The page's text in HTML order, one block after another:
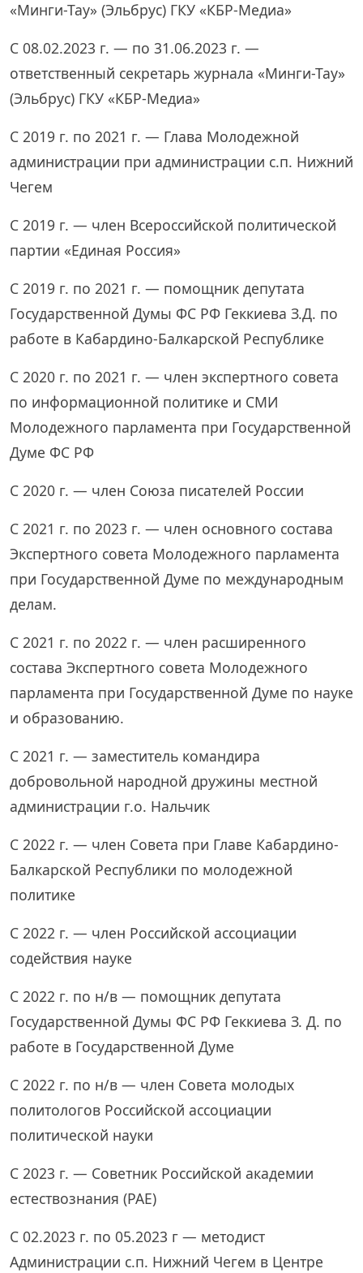
«Минги-Тау» (Эльбрус) ГКУ «КБР-Медиа»
С 08.02.2023 г. — по 31.06.2023 г. —
ответственный секретарь журнала «Минги-Тау»
(Эльбрус) ГКУ «КБР-Медиа»
С 2019 г. по 2021 г. — Глава Молодежной
администрации при администрации с.п. Нижний
Чегем
С 2019 г. — член Всероссийской политической
партии «Единая Россия»
С 2019 г. по 2021 г. — помощник депутата
Государственной Думы ФС РФ Геккиева З.Д. по
работе в Кабардино-Балкарской Республике
С 2020 г. по 2021 г. — член экспертного совета
по информационной политике и СМИ
Молодежного парламента при Государственной
Думе ФС РФ
С 2020 г. — член Союза писателей России
С 2021 г. по 2023 г. — член основного состава
Экспертного совета Молодежного парламента
при Государственной Думе по международным
делам.
С 2021 г. по 2022 г. — член расширенного
состава Экспертного совета Молодежного
парламента при Государственной Думе по науке
и образованию.
С 2021 г. — заместитель командира
добровольной народной дружины местной
администрации г.о. Нальчик
С 2022 г. — член Совета при Главе Кабардино-
Балкарской Республики по молодежной
политике
С 2022 г. — член Российской ассоциации
содействия науке
С 2022 г. по н/в — помощник депутата
Государственной Думы ФС РФ Геккиева З. Д. по
работе в Государственной Думе
С 2022 г. по н/в — член Совета молодых
политологов Российской ассоциации
политической науки
С 2023 г. — Советник Российской академии
естествознания (РАЕ)
С 02.2023 г. по 05.2023 г — методист
Администрации с.п. Нижний Чегем в Центре